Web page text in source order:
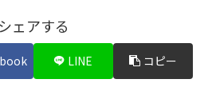
シェアする
LINE コピー